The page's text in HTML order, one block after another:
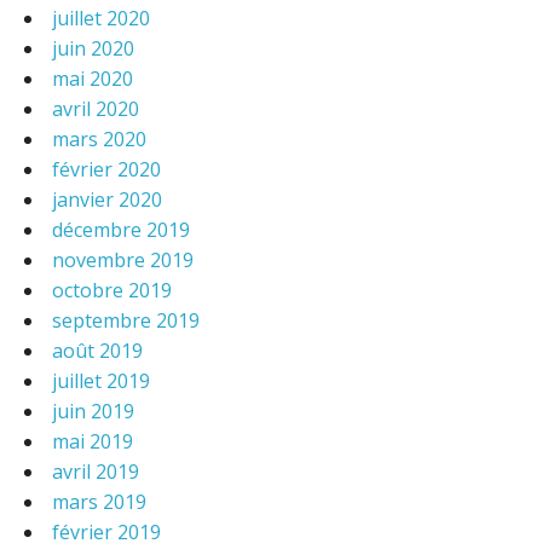
juillet 2020
juin 2020
mai 2020
avril 2020
mars 2020
février 2020
janvier 2020
décembre 2019
novembre 2019
octobre 2019
septembre 2019
août 2019
juillet 2019
juin 2019
mai 2019
avril 2019
mars 2019
février 2019